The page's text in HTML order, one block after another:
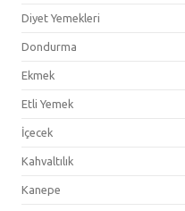
Diyet Yemekleri
Dondurma
Ekmek
Etli Yemek
İçecek
Kahvaltılık
Kanepe